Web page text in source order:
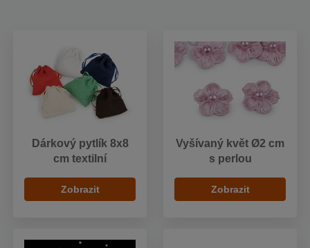
Dárkový pytlík 8x8
cm textilní
Zobrazit
Vyšívaný květ Ø2 cm
s perlou
Zobrazit